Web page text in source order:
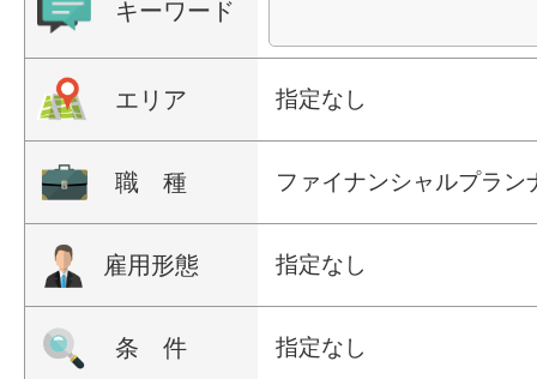
キーワード
エリア 指定なし
職 種 ファイナンシャルプラン
雇用形態 指定なし
条 件 指定なし